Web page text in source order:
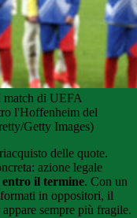
match di UEFA
l'Hoffenheim del
Getty Images)
delle quote.
azione legale
entro il termine. Con un
in oppositori, il
sempre più fragile.